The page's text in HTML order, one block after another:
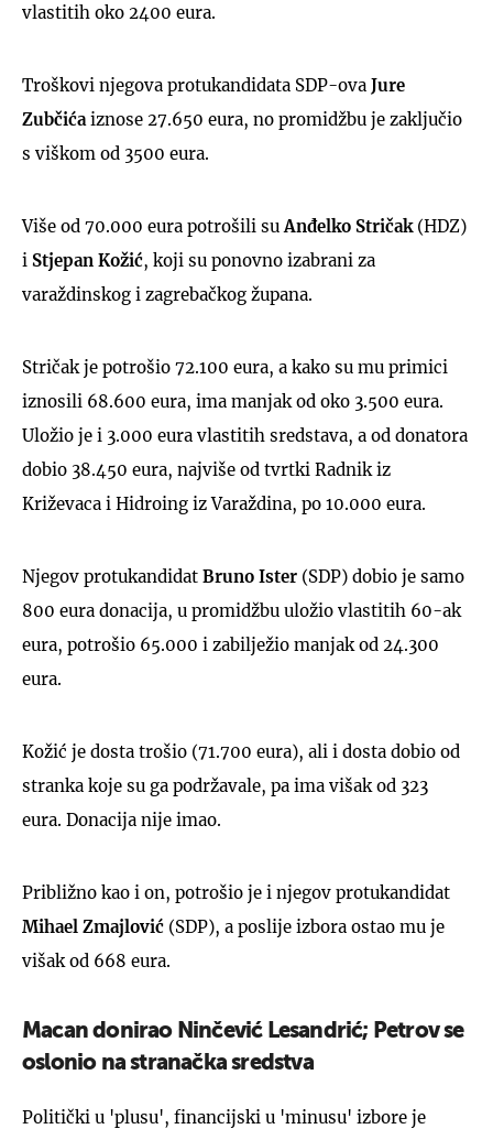
vlastitih oko 2400 eura.
Troškovi njegova protukandidata SDP-ova Jure
Zubčića iznose 27.650 eura, no promidžbu je zaključio
s viškom od 3500 eura.
Više od 70.000 eura potrošili su Anđelko Stričak(HDZ)
i Stjepan Kožić, koji su ponovno izabrani za
varaždinskog i zagrebačkog župana.
Stričak je potrošio 72.100 eura, a kako su mu primici
iznosili 68.600 eura, ima manjak od oko 3.500 eura.
Uložio je i 3.000 eura vlastitih sredstava, a od donatora
dobio 38.450 eura, najviše od tvrtki Radnik iz
Križevaca i Hidroing iz Varaždina, po 10.000 eura.
Njegov protukandidat Bruno Ister (SDP) dobio je samo
800 eura donacija, u promidžbu uložio vlastitih 60-ak
eura, potrošio 65.000 i zabilježio manjak od 24.300
eura.
Kožić je dosta trošio (71.700 eura), ali i dosta dobio od
stranka koje su ga podržavale, pa ima višak od 323
eura. Donacija nije imao.
Približno kao i on, potrošio je i njegov protukandidat
Mihael Zmajlović (SDP), a poslije izbora ostao mu je
višak od 668 eura.
Macan donirao Ninčević Lesandrić; Petrov se
oslonio na stranačka sredstva
Politički u 'plusu', financijski u 'minusu' izbore je